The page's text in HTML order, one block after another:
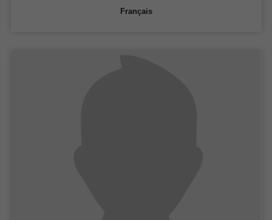
Français